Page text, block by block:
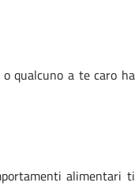
qualcuno a te caro ha
alimentari ti